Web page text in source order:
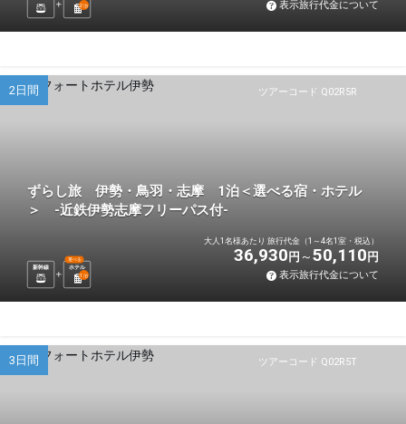
2泊 表示旅行代金について
ツアーコード Q02R5R
2日間
ずらし旅 伊勢・鳥羽・志摩 1泊＜選べる宿・ホテル
＞ -近鉄伊勢志摩フリーパス付-
新幹線 ホテル
選べる
1 泊
大人1名様あたり 旅行代金（1～4名1室・税込）
36,930 円 50,110 円
表示旅行代金について
ツアーコード Q02R5T
3日間